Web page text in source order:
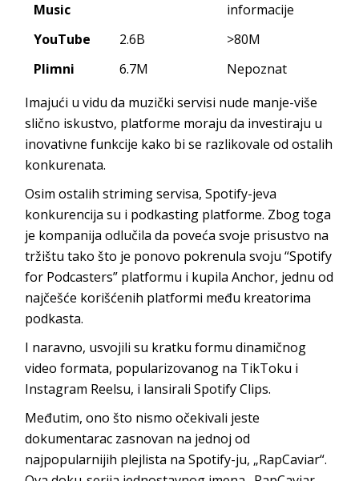
Music
informacije
YouTube
2.6B
>80M
Plimni
6.7M
Nepoznat
Imajući u vidu da muzički servisi nude manje-više
slično iskustvo, platforme moraju da investiraju u
inovativne funkcije kako bi se razlikovale od ostalih
konkurenata.
Osim ostalih striming servisa, Spotify-jeva
konkurencija su i podkasting platforme. Zbog toga
je kompanija odlučila da poveća svoje prisustvo na
tržištu tako što je ponovo pokrenula svoju “Spotify
for Podcasters” platformu i kupila Anchor, jednu od
najčešće korišćenih platformi među kreatorima
podkasta.
I naravno, usvojili su kratku formu dinamičnog
video formata, popularizovanog na TikToku i
Instagram Reelsu, i lansirali Spotify Clips.
Međutim, ono što nismo očekivali jeste
dokumentarac zasnovan na jednoj od
najpopularnijih plejlista na Spotify-ju, „RapCaviar“.